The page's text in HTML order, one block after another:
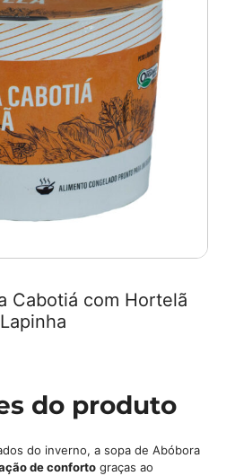
Cabotiá com Hortelã
do produto
do inverno, a sopa de Abóbora
de conforto graças ao